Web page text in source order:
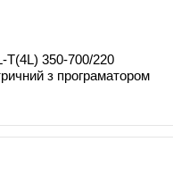
T(4L) 350-700/220
з програматором